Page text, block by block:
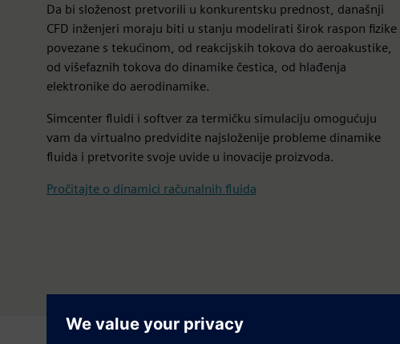
Da bi složenost pretvorili u konkurentsku prednost, današnji
CFD inženjeri moraju biti u stanju modelirati širok raspon fizike
povezane s tekućinom, od reakcijskih tokova do aeroakustike,
od višefaznih tokova do dinamike čestica, od hlađenja
elektronike do aerodinamike.
Simcenter fluidi i softver za termičku simulaciju omogućuju
vam da virtualno predvidite najsloženije probleme dinamike
fluida i pretvorite svoje uvide u inovacije proizvoda.
Pročitajte o dinamici računalnih fluida